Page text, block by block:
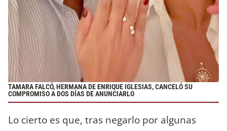
TAMARA FALCÓ, HERMANA DE ENRIQUE IGLESIAS, CANCELÓ SU
COMPROMISO A DOS DÍAS DE ANUNCIARLO
Lo cierto es que, tras negarlo por algunas